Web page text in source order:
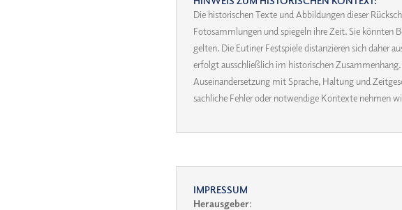
Die historischen Texte und Abbildungen dieser
Fotosammlungen und spiegeln ihre Zeit. Sie könnten
gelten. Die Eutiner Festspiele distanzieren sich daher
erfolgt ausschließlich im historischen
Auseinandersetzung mit Sprache, Haltung und
sachliche Fehler oder notwendige Kontexte nehmen
IMPRESSUM
Herausgeber: